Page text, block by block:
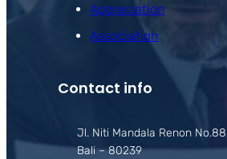
Appreciation
Association
Contact info
Jl. Niti Mandala Renon
Bali – 80239